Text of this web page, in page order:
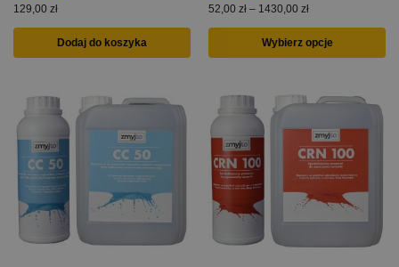
129,00 zł
Dodaj do koszyka
52,00 zł – 1430,00 zł
Wybierz opcje